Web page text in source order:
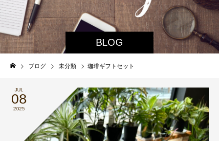
BLOG
ブログ 未分類 珈琲ギフトセット
JUL
08
2025